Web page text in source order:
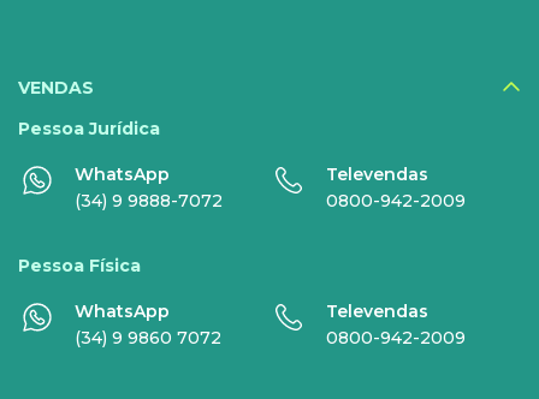
DIGITAIS
Disney+
Nomo Music
Sky+
HBO Max
VENDAS
Pessoa Jurídica
WhatsApp
(34) 9 9888-7072
Televendas
0800-942-2009
Pessoa Física
WhatsApp
(34) 9 9860 7072
Televendas
0800-942-2009